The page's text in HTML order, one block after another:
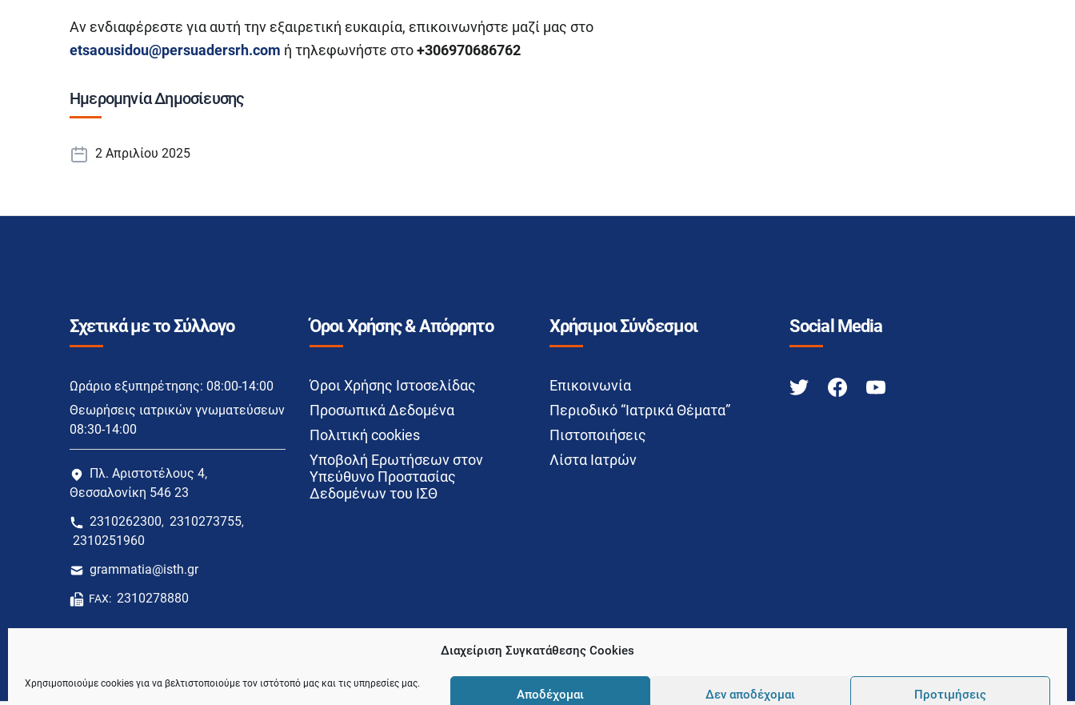
Διαχείριση Συγκατάθεσης Cookies
Χρησιμοποιούμε cookies για να βελτιστοποιούμε τον ιστότοπό μας και τις υπηρεσίες μας.
Αποδέχομαι Δεν αποδέχομαι Προτιμήσεις
Αν ενδιαφέρεστε για αυτή την εξαιρετική ευκαιρία, επικοινωνήστε μαζί μας στο
etsaousidou@persuadersrh.com ή τηλεφωνήστε στο+306970686762
Ημερομηνία Δημοσίευσης
2 Απριλίου 2025
Σχετικά με το Σύλλογο
Ωράριο εξυπηρέτησης: 08:00-14:00
Θεωρήσεις ιατρικών γνωματεύσεων
08:30-14:00
Πλ. Αριστοτέλους 4,
Θεσσαλονίκη 546 23
2310262300, 2310273755,
2310251960
grammatia@isth.gr
FAX: 2310278880
Όροι Χρήσης & Απόρρητο
Όροι Χρήσης Ιστοσελίδας
Προσωπικά Δεδομένα
Πολιτική cookies
Υποβολή Ερωτήσεων στον
Υπεύθυνο Προστασίας
Δεδομένων του ΙΣΘ
Χρήσιμοι Σύνδεσμοι
Επικοινωνία
Περιοδικό “Ιατρικά Θέματα”
Πιστοποιήσεις
Λίστα Ιατρών
Social Media